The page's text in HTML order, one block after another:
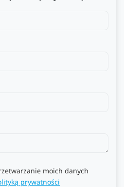
moich danych
prywatności